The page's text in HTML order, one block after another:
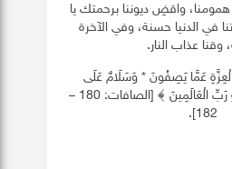
واقضِ ديوننا برحمتك يا
في الدنيا حسنة، وفي الآخرة
وقنا عذاب النار.
عَمَّا يَصِفُونَ * وَسَلَامٌ عَلَى
الْمُرْسَلِينَ * وَالْحَمْدُ لِلَّهِ رَبِّ الْعَالَمِينَ ﴾ [الصافات: 180 –
182].